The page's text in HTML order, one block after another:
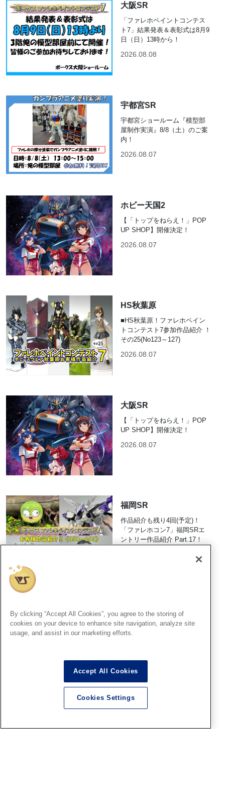
大阪SR
「ファレホペイントコンテス
ト7」結果発表＆表彰式は8月9
日（日）13時から！
2026.08.08
宇都宮SR
宇都宮ショールーム『模型部
屋制作実演』8/8（土）のご案
内！
2026.08.07
ホビー天国2
【「トップをねらえ！」POP
UP SHOP】開催決定！
2026.08.07
HS秋葉原
■HS秋葉原！ファレホペイン
トコンテスト7参加作品紹介 ！
その25(No123～127)
2026.08.07
大阪SR
【「トップをねらえ！」POP
UP SHOP】開催決定！
2026.08.07
福岡SR
作品紹介も残り4回(予定)！
「ファレホコン7」福岡SRエ
ントリー作品紹介 Part.17！
8月9日（日）15時より「ファ
レホペイントコンテスト7」結
レホペイントコンテスト7」結
By clicking “Accept All Cookies”, you agree to the storing of
cookies on your device to enhance site navigation, analyze site
usage, and assist in our marketing efforts.
Accept All Cookies
Cookies Settings